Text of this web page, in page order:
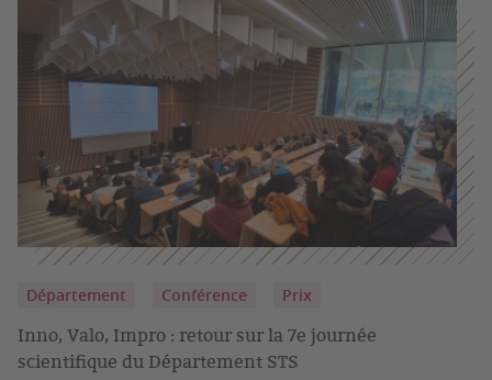
Département Conférence Prix
Inno, Valo, Impro : retour sur la 7e journée
scientifique du Département STS